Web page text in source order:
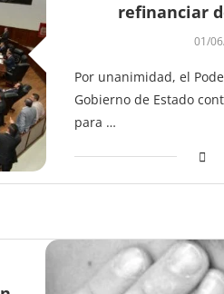
refinanciar
01/
Por unanimidad, el
Gobierno de Estado
para …